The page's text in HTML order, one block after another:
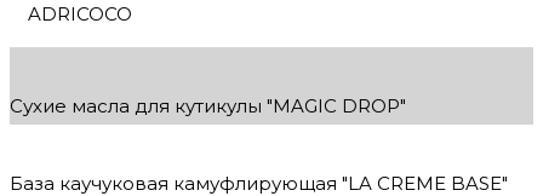
ADRICOCO
Сухие масла для кутикулы "MAGIC DROP"
База каучуковая камуфлирующая "LA CREME BASE"